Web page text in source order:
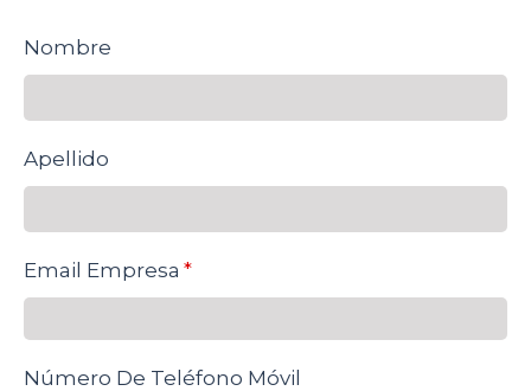
Nombre
Apellido
Email Empresa *
Número De Teléfono Móvil